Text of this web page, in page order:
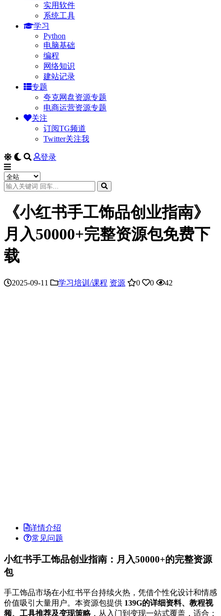
实用软件
系统工具
学习
Python
电脑基础
编程
网络知识
建站记录
专题
夸克网盘资源专题
电商运营资源专题
关注
订阅TG频道
Twitter关注我
登录
《小红书手工饰品创业指南》
月入50000+完整资源包免费下
载
2025-09-11 学习培训/课程 资源 0 0 42
详情介绍
常见问题
小红书手工饰品创业指南：月入50000+的完整资源
包
手工饰品市场在小红书平台持续火热，凭借个性化设计和情感
价值吸引大量用户。本资源包提供 139G的详细资料、教程视
频、工具推荐及变现策略，从入门到变现一站式覆盖，适合：